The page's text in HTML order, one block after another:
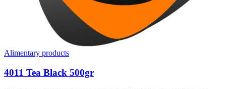
Alimentary products
4011 Tea Black 500gr